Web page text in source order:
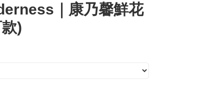
｜康乃馨鮮花
)